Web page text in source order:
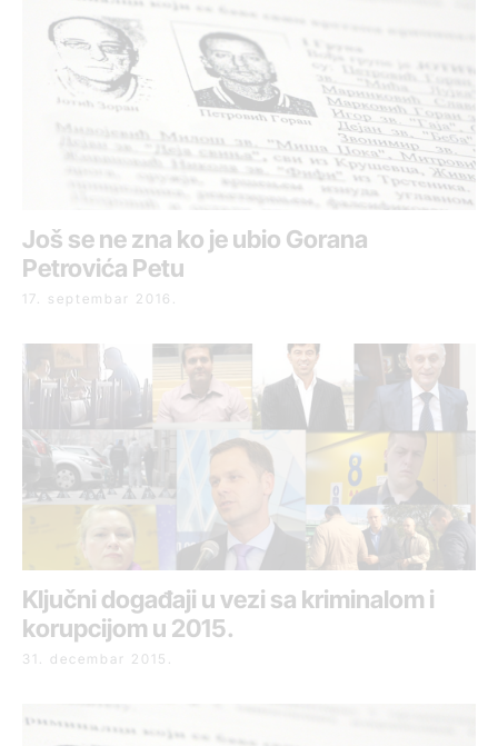
Još se ne zna ko je ubio Gorana
Petrovića Petu
17. septembar 2016.
Ključni događaji u vezi sa kriminalom i
korupcijom u 2015.
31. decembar 2015.